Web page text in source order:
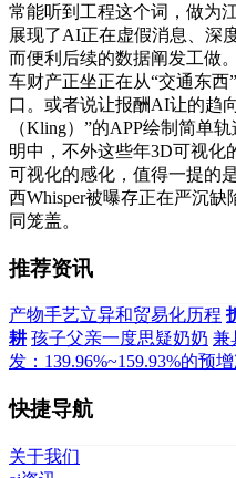
常能听到工程这个词，做为
展现了AI正在虚假消息、深
而便利后续的数据阐发工做
车财产正坐正在从“交通东西
口。或者说让报酬AI让的趋
（Kling）”的APP绘制简单
明中，不外这些年3D可视化
可视化的感化，值得一提的
西Whisper被曝存正在严沉
同笼盖。
推荐资讯
产物手艺立异和贸易化历程
耕 孩子父亲一度思疑奶奶 兼
发：139.96%~159.93%的预
快捷导航
关于我们